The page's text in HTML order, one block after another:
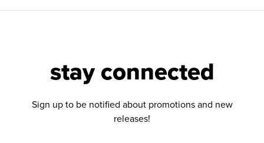
stay connected
Sign up to be notified about promotions and new
releases!